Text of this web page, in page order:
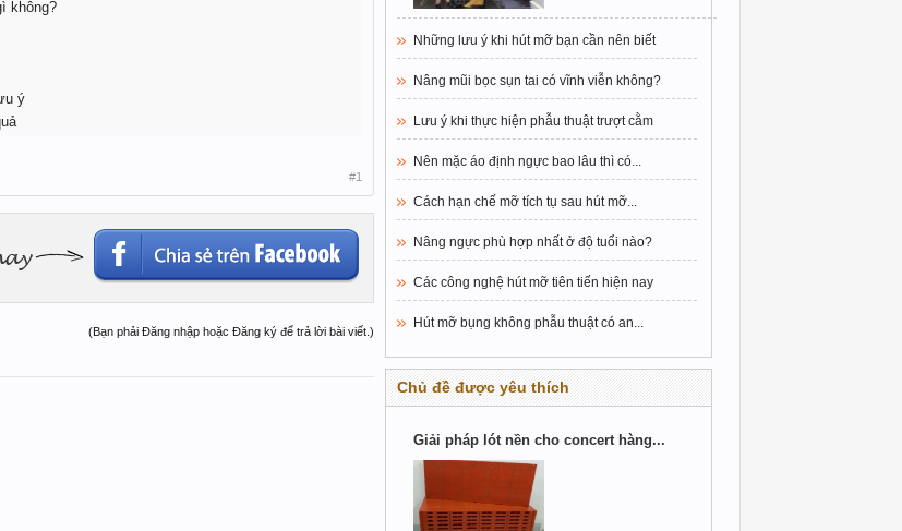
không?
ý
#1
(Bạn phải Đăng nhập hoặc Đăng ký để trả lời bài viết.)
Những lưu ý khi hút mỡ bạn cần nên biết
Nâng mũi bọc sụn tai có vĩnh viễn không?
Lưu ý khi thực hiện phẫu thuật trượt cằm
Nên mặc áo định ngực bao lâu thì có...
Cách hạn chế mỡ tích tụ sau hút mỡ...
Nâng ngực phù hợp nhất ở độ tuổi nào?
Các công nghệ hút mỡ tiên tiến hiện nay
Hút mỡ bụng không phẫu thuật có an...
Chủ đề được yêu thích
Giải pháp lót nền cho concert hàng...